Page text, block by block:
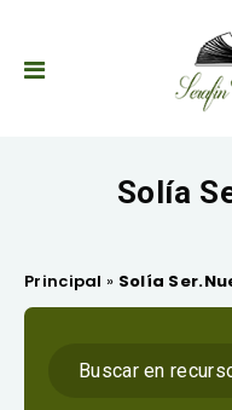
Solía
Principal » Solía